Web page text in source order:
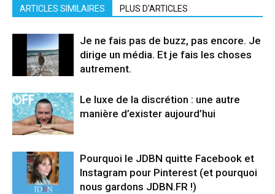
ARTICLES SIMILAIRES PLUS D'ARTICLES
Je ne fais pas de buzz, pas encore. Je
dirige un média. Et je fais les choses
autrement.
Le luxe de la discrétion : une autre
manière d’exister aujourd’hui
Pourquoi le JDBN quitte Facebook et
Instagram pour Pinterest (et pourquoi
nous gardons JDBN.FR !)